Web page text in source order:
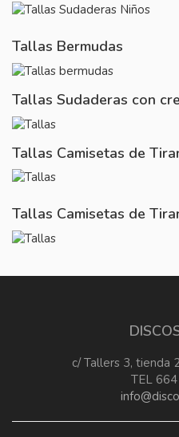
Tallas Bermudas
Tallas Sudaderas con
Tallas Camisetas de
Tallas Camisetas de
c/ Tallers 3, tienda
TEL